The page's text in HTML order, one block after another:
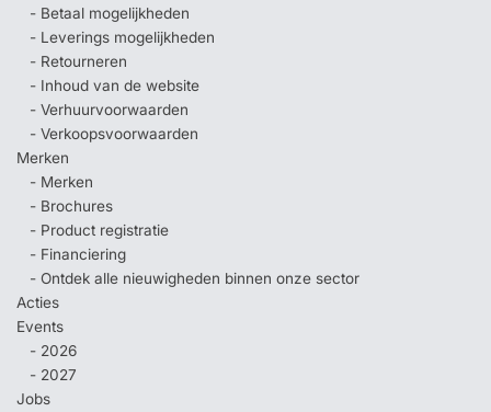
- Betaal mogelijkheden
- Leverings mogelijkheden
- Retourneren
- Inhoud van de website
- Verhuurvoorwaarden
- Verkoopsvoorwaarden
Merken
- Merken
- Brochures
- Product registratie
- Financiering
- Ontdek alle nieuwigheden binnen onze sector
Acties
Events
- 2026
- 2027
Jobs